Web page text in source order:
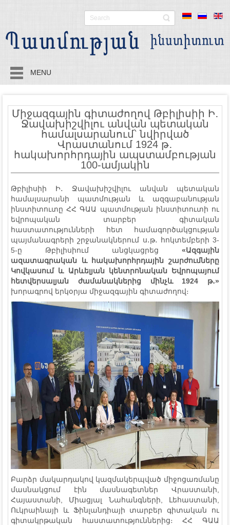
MENU
Միջազգային գիտաժողով Թբիլիսիի Ի․
Ջավախիշվիլու անվան պետական
համալսարանում՝ նվիրված
Վրաստանում 1924 թ․
հակախորհրդային ապստամբության
100-ամյակին
Թբիլիսիի Ի․ Ջավախիշվիլու անվան պետական
համալսարանի պատմության և ազգաբանության
ինստիտուտը ՀՀ ԳԱԱ պատմության ինստիտուտի ու
եվրոպական տարբեր գիտական
հաստատությունների հետ համագործակցության
պայմանագրերի շրջանակներում ս․թ․ հոկտեմբերի 3-
5-ը Թբիլիսիում անցկացրեց «Ազգային
ազատագրական և հակախորհրդային շարժումները
Կովկասում և Արևելյան կենտրոնական Եվրոպայում
հետվերսալյան ժամանակներից մինչև 1924 թ․»
խորագրով երկօրյա միջազգային գիտաժողով։
Բարձր մակարդակով կազմակերպված միջոցառմանը
մասնակցում էին մասնագետներ Վրաստանի,
Հայաստանի, Միացյալ Նահանգների, Լեհաստանի,
Ուկրաինայի և Ֆինլանդիայի տարբեր գիտական ու
գիտակրթական հաստատություններից։ ՀՀ ԳԱԱ